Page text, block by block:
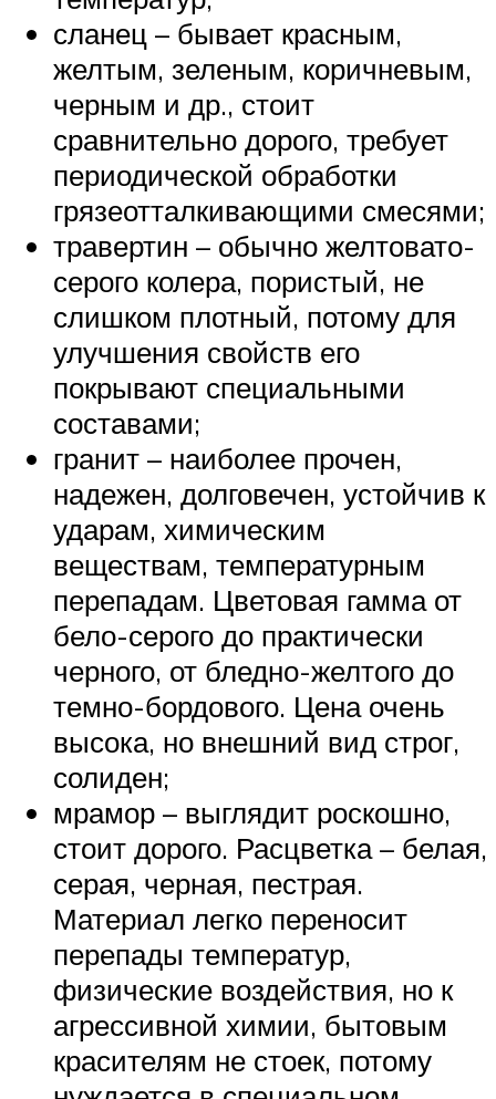
сланец – бывает красным,
желтым, зеленым, коричневым,
черным и др., стоит
сравнительно дорого, требует
периодической обработки
грязеотталкивающими смесями;
травертин – обычно желтовато-
серого колера, пористый, не
слишком плотный, потому для
улучшения свойств его
покрывают специальными
составами;
гранит – наиболее прочен,
надежен, долговечен, устойчив к
ударам, химическим
веществам, температурным
перепадам. Цветовая гамма от
бело-серого до практически
черного, от бледно-желтого до
темно-бордового. Цена очень
высока, но внешний вид строг,
солиден;
мрамор – выглядит роскошно,
стоит дорого. Расцветка – белая,
серая, черная, пестрая.
Материал легко переносит
перепады температур,
физические воздействия, но к
агрессивной химии, бытовым
красителям не стоек, потому